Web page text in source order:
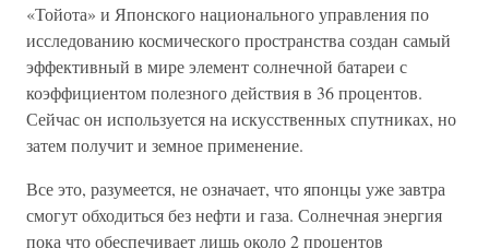
«Тойота» и Японского национального управления по
исследованию космического пространства создан самый
эффективный в мире элемент солнечной батареи с
коэффициентом полезного действия в 36 процентов.
Сейчас он используется на искусственных спутниках, но
затем получит и земное применение.
Все это, разумеется, не означает, что японцы уже завтра
смогут обходиться без нефти и газа. Солнечная энергия
пока что обеспечивает лишь около 2 процентов